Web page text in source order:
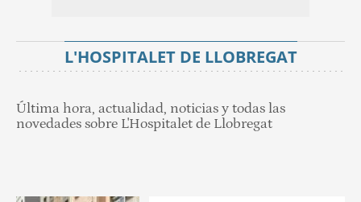
L'HOSPITALET DE LLOBREGAT
Última hora, actualidad, noticias y todas las
novedades sobre L'Hospitalet de Llobregat